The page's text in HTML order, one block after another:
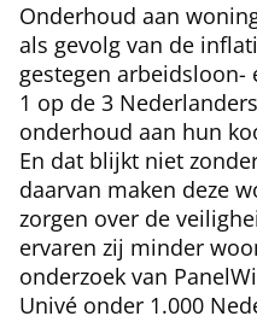
Onderhoud aan
als gevolg van de
gestegen
1 op de 3
onderhoud aan hun
En dat blijkt niet
daarvan maken deze
zorgen over de
ervaren zij minder
onderzoek van
Univé onder 1.000